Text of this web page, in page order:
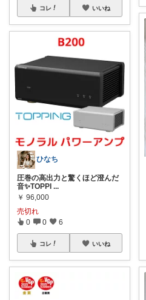
コレ いいね
ひなち
圧巻の高出力と驚くほど澄んだ
音✨TOPPI ...
￥ 96,000
売切れ
0 0 6
コレ いいね